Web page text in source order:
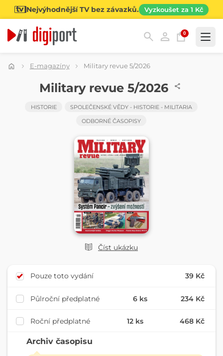
Nejvýhodnější TV bez závazků. Vyzkoušet za 1 Kč
0
Kategorie
E-magazíny Military revue 5/2026
Číst ukázku
Military revue 5/2026
HISTORIE
SPOLEČENSKÉ VĚDY - HISTORIE - MILITARIA
ODBORNÉ ČASOPISY
Pouze toto vydání 39 Kč
Půlroční předplatné 6 ks 234 Kč
Roční předplatné 12 ks 468 Kč
Archiv časopisu